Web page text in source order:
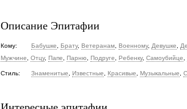
Описание Эпитафии
Кому: Бабушке Брату, Ветеранам Военному, Девушке
Мужчине
Отцу, Папе Парню Подруге Ребенку, Самоубийце
Стиль: Знаменитые Известные Красивые Музыкальные